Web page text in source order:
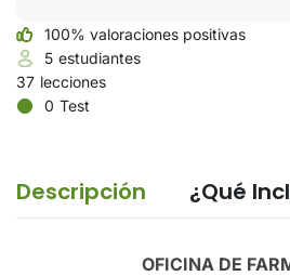
Descripción ¿Qué
OFICINA DE
100% valoraciones positivas
5 estudiantes
37 lecciones
0 Test